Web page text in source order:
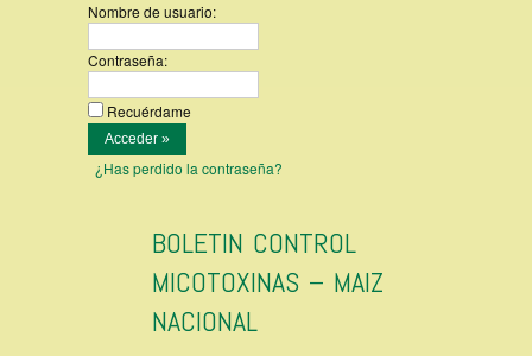
Nombre de usuario:
Contraseña:
Recuérdame
¿Has perdido la contraseña?
BOLETIN CONTROL
MICOTOXINAS – MAIZ
NACIONAL